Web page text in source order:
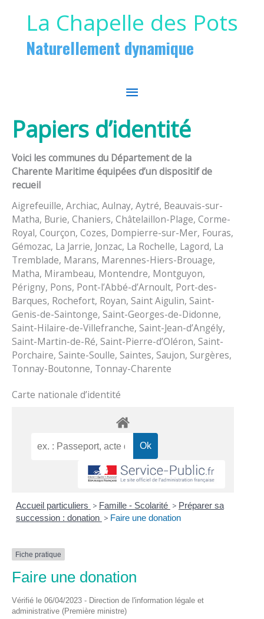
La Chapelle des Pots
Naturellement dynamique
MENU
PRINCIPAL
Papiers d’identité
Voici les communes du Département de la
Charente Maritime équipées d’un dispositif de
recueil
Aigrefeuille, Archiac, Aulnay, Aytré, Beauvais-sur-
Matha, Burie, Chaniers, Châtelaillon-Plage, Corme-
Royal, Courçon, Cozes, Dompierre-sur-Mer, Fouras,
Gémozac, La Jarrie, Jonzac, La Rochelle, Lagord, La
Tremblade, Marans, Marennes-Hiers-Brouage,
Matha, Mirambeau, Montendre, Montguyon,
Périgny, Pons, Pont-l’Abbé-d’Arnoult, Port-des-
Barques, Rochefort, Royan, Saint Aigulin, Saint-
Genis-de-Saintonge, Saint-Georges-de-Didonne,
Saint-Hilaire-de-Villefranche, Saint-Jean-d’Angély,
Saint-Martin-de-Ré, Saint-Pierre-d’Oléron, Saint-
Porchaire, Sainte-Soulle, Saintes, Saujon, Surgères,
Tonnay-Boutonne, Tonnay-Charente
Carte nationale d’identité
Accueil particuliers > Famille - Scolarité > Préparer sa
succession : donation > Faire une donation
Fiche pratique
Faire une donation
Vérifié le 06/04/2023 - Direction de l'information légale et
administrative (Première ministre)